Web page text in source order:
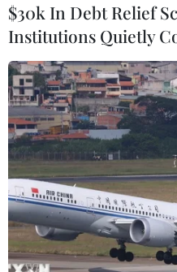
Chủ tịch Quốc hội Vương Đình
Du lịch Hà Nam năm 2023
nghệ thuật truyền thống
Nam-hành trình kết
$30k In Debt Relief
Institutions Quietly